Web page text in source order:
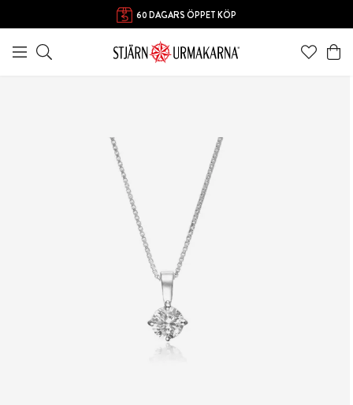
60 DAGARS ÖPPET KÖP
FRI FRAKT ÖVER 1000 KR